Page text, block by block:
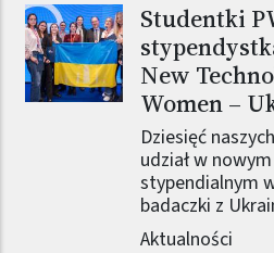
Studentki
New
Women –
Dziesięć
udział w
stypendialnym
badaczki z
Aktualności